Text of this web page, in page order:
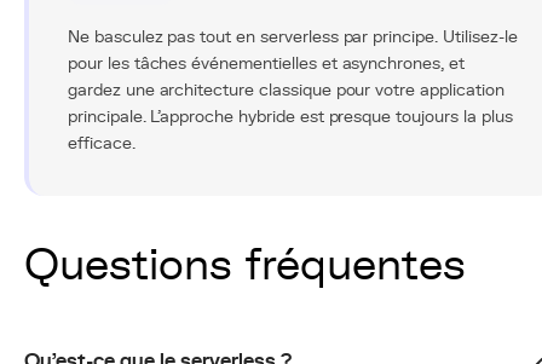
Ne basculez pas tout en serverless par principe. Utilisez-le
pour les tâches événementielles et asynchrones, et
gardez une architecture classique pour votre application
principale. L'approche hybride est presque toujours la plus
efficace.
Questions fréquentes